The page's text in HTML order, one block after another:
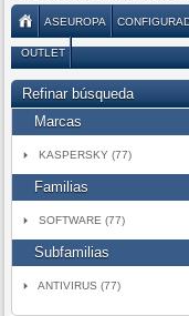
ASEUROPA
OUTLET
Refinar búsqueda
Marcas
KASPERSKY (77)
Familias
SOFTWARE (77)
Subfamilias
ANTIVIRUS (77)